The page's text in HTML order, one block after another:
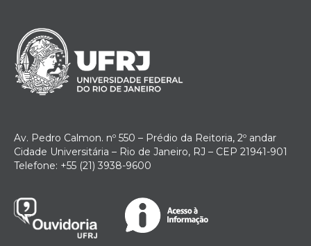
Av. Pedro Calmon. nº 550 – Prédio da Reitoria, 2º andar
Cidade Universitária – Rio de Janeiro, RJ – CEP 21941-901
Telefone: +55 (21) 3938-9600